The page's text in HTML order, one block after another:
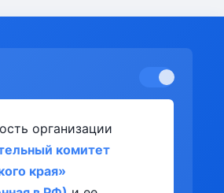
организации
комитет
края»